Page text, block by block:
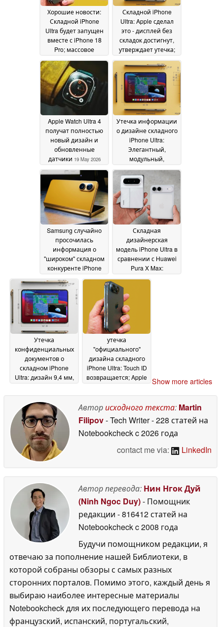
Хорошие новости:
Складной iPhone
Ultra будет запущен
вместе с iPhone 18
Pro; массовое
производство идет
полным ходом,
утверждает
последняя утечка
May 2026
Складной iPhone
Ultra: Apple сделал
это - дисплей без
складок достигнут,
утверждает утечка;
скоро появится
складной iPad20 May
2026
Apple Watch Ultra 4
получат полностью
новый дизайн и
обновленные
датчики 19 May 2026
Утечка информации
о дизайне складного
iPhone Ultra:
Элегантный,
модульный,
ремонтопригодный
дизайн сделает
Apple'Fold'
уникальным
2026
Samsung случайно
просочилась
информация о
"широком" складном
конкуренте iPhone
Ultra: Двойные
камеры, более
широкий дизайн
подтверждены?05
May 2026
Складная
дизайнерская
модель iPhone Ultra в
сравнении с Huawei
Pura X Max:
одинаковые
размеры; справится
ли Apple с весом?
Утечка
конфиденциальных
документов о
складном iPhone
Ultra: дизайн 9,4 мм,
цветов26 April 2026
утечка
"официального"
дизайна складного
iPhone Ultra: Touch ID
возвращается; Apple
2026
Show more articles
Авторисходного текста: Martin
Filipov- Tech Writer- 228 статей на
Notebookcheckc 2026 года
contact me via:
LinkedIn
Автор перевода: Нин Нгок Дуй
(Ninh Ngoc Duy)- Помощник
редакции - 816412 статей на
Notebookcheckc 2008 года
Будучи помощником редакции, я
отвечаю за пополнение нашей Библиотеки, в
которой собраны обзоры с самых разных
сторонних порталов. Помимо этого, каждый день я
выбираю наиболее интересные материалы
Notebookcheck для их последующего перевода на
французский, испанский, португальский,